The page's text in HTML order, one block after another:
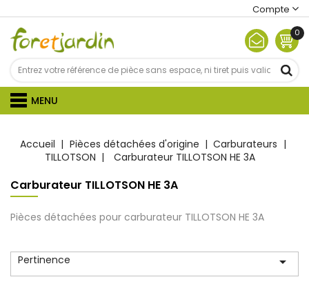
Compte
0
MENU
Accueil Pièces détachées d'origine
Carburateurs
TILLOTSON
Carburateur TILLOTSON HE 3A
Carburateur TILLOTSON HE 3A
Pièces détachées pour carburateur TILLOTSON HE 3A
Pertinence 